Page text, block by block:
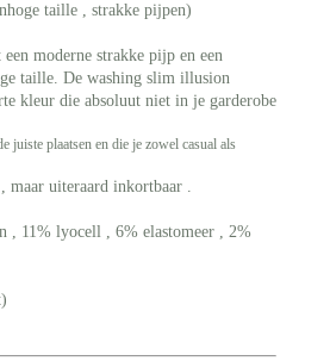
taille , strakke pijpen)
moderne strakke pijp en een
taille. De washing slim illusion
kleur die absoluut niet in je garderobe
juiste plaatsen en die je zowel casual als
maar uiteraard inkortbaar .
, 11% lyocell , 6% elastomeer , 2%